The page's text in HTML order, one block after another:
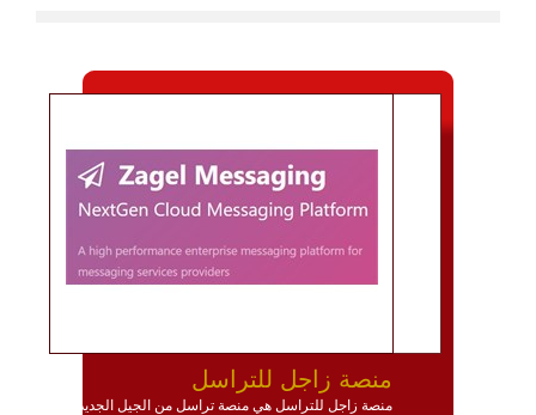
منصة زاجل للتراسل
منصة زاجل للتراسل هي منصة تراسل من الجيل الجديد